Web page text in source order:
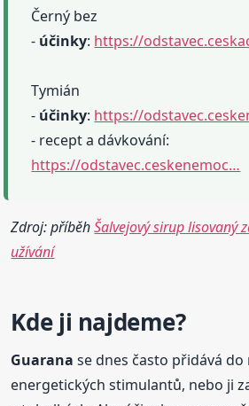
Černý bez
- účinky: https://
Tymián
- účinky: https://
- recept a dávkování:
https://odstavec.ceskenemoc…
Zdroj: příběhŠalvejový sirup lisovaný
užívání
Kde ji najdeme?
Guarana se dnes často přidává do
energetických stimulantů, nebo ji